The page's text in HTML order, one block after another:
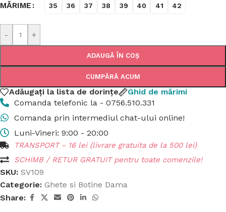
MĂRIME 35 36 37 38 39 40 41 42
- +
ADAUGĂ ÎN COȘ
CUMPĂRĂ ACUM
Adăugați la lista de dorințe
Ghid de mărimi
Comanda telefonic la - 0756.510.331
Comanda prin intermediul chat-ului online!
Luni-Vineri: 9:00 - 20:00
TRANSPORT - 16 lei (livrare gratuita de la 500 lei)
SCHIMB / RETUR GRATUIT pentru toate comenzile!
SKU: SV109
Categorie: Ghete si Botine Dama
Share: